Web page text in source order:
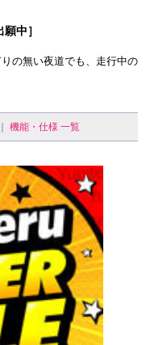
願中］
の無い夜道でも、走行中の
機能・仕様 一覧